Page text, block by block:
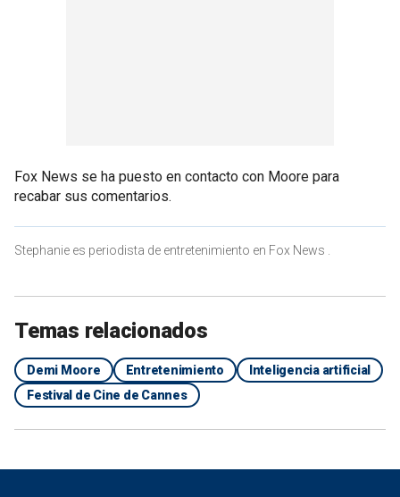
Fox News se ha puesto en contacto con Moore para
recabar sus comentarios.
Stephanie es periodista de entretenimiento en Fox News .
Temas relacionados
Demi Moore Entretenimiento
Inteligencia artificial
Festival de Cine de Cannes